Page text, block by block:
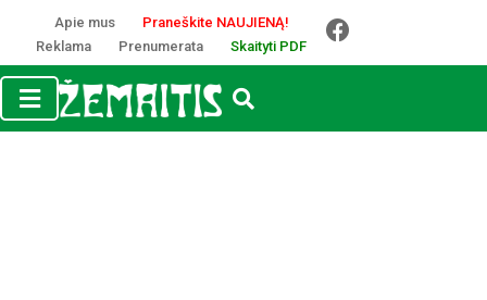
Apie mus
Praneškite NAUJIENĄ!
Reklama
Prenumerata Skaityti PDF